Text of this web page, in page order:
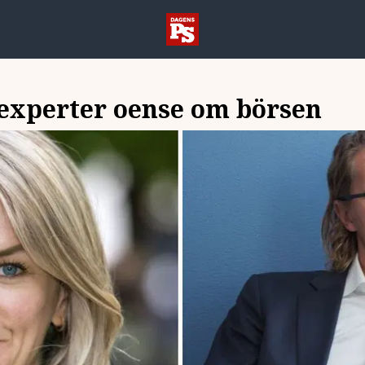
oense om börsen